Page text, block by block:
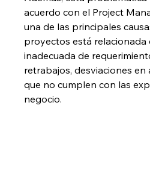
acuerdo con el Project
una de las principales
proyectos está relacionada
inadecuada de
retrabajos, desviaciones en
que no cumplen con las
negocio.